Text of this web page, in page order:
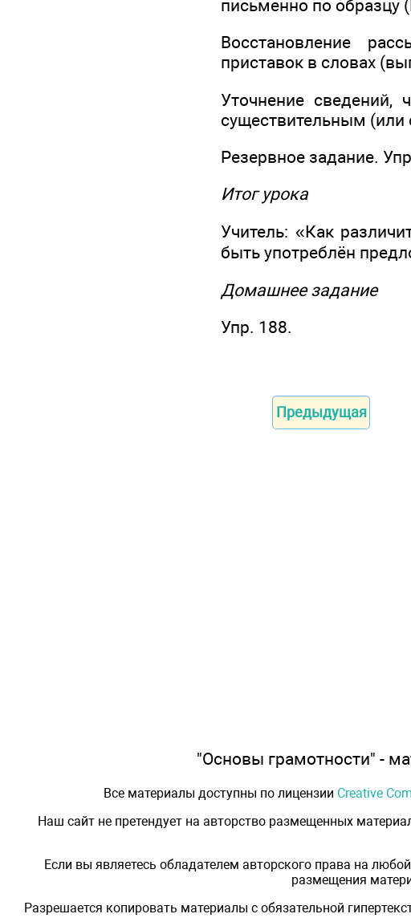
письменно по образцу
Восстановление
приставок в словах
Уточнение сведений,
существительным
Резервное задание.
Итог урока
Учитель: «Как
быть употреблён
Домашнее задание
Упр. 188.
Предыдущая
"Основы грамотности" -
Все материалы доступны по лицензии Creative
Наш сайт не претендует на авторство размещенных
Если вы являетесь обладателем авторского права на
размещения
Разрешается копировать материалы с обязательной